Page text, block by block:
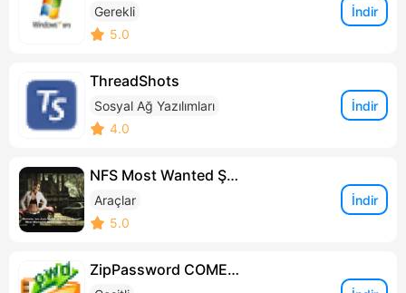
Gerekli
5.0
İndir
ThreadShots
Sosyal Ağ Yazılımları
4.0
İndir
NFS Most Wanted Şahin Yaması
Araçlar
5.0
İndir
ZipPassword COMEBACK